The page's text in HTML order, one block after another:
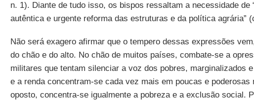
n. 1). Diante de tudo isso, os bispos ressaltam a necessidade de
autêntica e urgente reforma das estruturas e da política agrária”
Não será exagero afirmar que o tempero dessas expressões
do chão e do alto. No chão de muitos países, combate-se a
militares que tentam silenciar a voz dos pobres, marginalizados
e a renda concentram-se cada vez mais em poucas e poderosas
oposto, concentra-se igualmente a pobreza e a exclusão social.